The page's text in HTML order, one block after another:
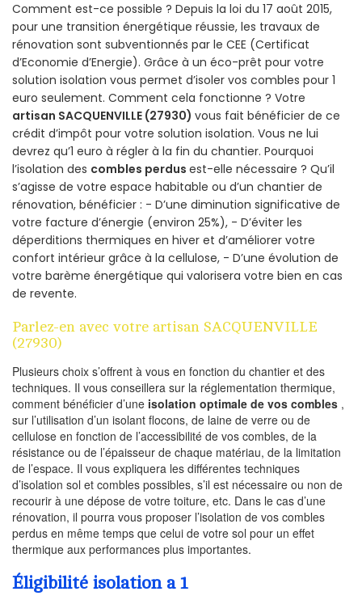
Comment est-ce possible ? Depuis la loi du 17 août 2015,
pour une transition énergétique réussie, les travaux de
rénovation sont subventionnés par le CEE (Certificat
d’Economie d’Energie). Grâce à un éco-prêt pour votre
solution isolation vous permet d’isoler vos combles pour 1
euro seulement. Comment cela fonctionne ? Votre
artisan SACQUENVILLE (27930) vous fait bénéficier de ce
crédit d’impôt pour votre solution isolation. Vous ne lui
devrez qu’1 euro à régler à la fin du chantier. Pourquoi
l’isolation des combles perdus est-elle nécessaire ? Qu’il
s’agisse de votre espace habitable ou d’un chantier de
rénovation, bénéficier : - D’une diminution significative de
votre facture d’énergie (environ 25%), - D’éviter les
déperditions thermiques en hiver et d’améliorer votre
confort intérieur grâce à la cellulose, - D’une évolution de
votre barème énergétique qui valorisera votre bien en cas
de revente.
Parlez-en avec votre artisan SACQUENVILLE
(27930)
Plusieurs choix s’offrent à vous en fonction du chantier et des
techniques. Il vous conseillera sur la réglementation thermique,
comment bénéficier d’une isolation optimale de vos combles ,
sur l’utilisation d’un isolant flocons, de laine de verre ou de
cellulose en fonction de l’accessibilité de vos combles, de la
résistance ou de l’épaisseur de chaque matériau, de la limitation
de l’espace. Il vous expliquera les différentes techniques
d’isolation sol et combles possibles, s’il est nécessaire ou non de
recourir à une dépose de votre toiture, etc. Dans le cas d’une
rénovation, il pourra vous proposer l’isolation de vos combles
perdus en même temps que celui de votre sol pour un effet
thermique aux performances plus importantes.
Éligibilité isolation a 1